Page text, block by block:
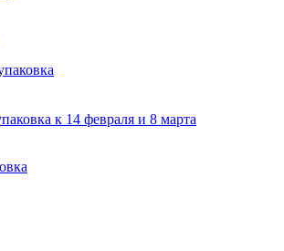
к 14 февраля и 8 марта